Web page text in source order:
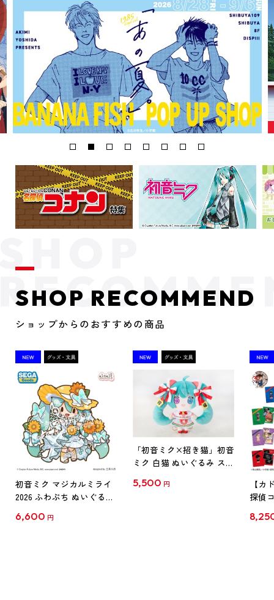
SHOP RECOMMEND
ショップからのおすすめの商品
初音ミク マジカルミライ
2026 ふわぷち ぬいぐるみ
6,600 円
「初音ミク×招き猫」初音
ミク 白猫 ぬいぐるみ スタ
5,500 円
【カ
探偵
クリ